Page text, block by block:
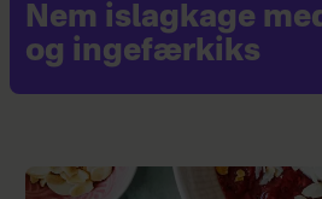
Nem islagkage
og ingefærkiks